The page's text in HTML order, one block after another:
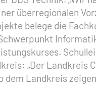
überregionalen
belege die
„Der
Landkreis